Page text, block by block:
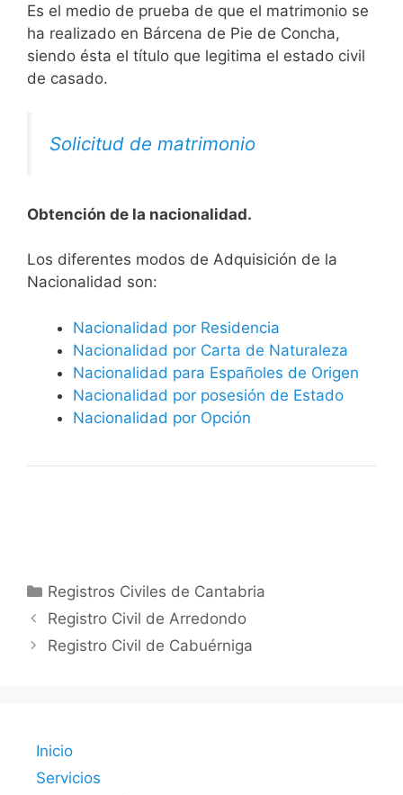
Es el medio de prueba de que el matrimonio se
ha realizado en Bárcena de Pie de Concha,
siendo ésta el título que legitima el estado civil
de casado.
Solicitud de matrimonio
Obtención de la nacionalidad.
​​​Los diferentes modos de Adquisición de la
Nacionalidad son:
Nacionalidad por Residencia
Nacionalidad por Carta de Naturaleza
Nacionalidad para Españoles de Origen
Nacionalidad por posesión de Estado
Nacionalidad por Opción
Categorías
Registros Civiles de Cantabria
Registro Civil de Arredondo
Registro Civil de Cabuérniga
Inicio
Servicios